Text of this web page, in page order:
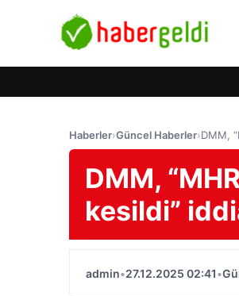
Haberler›Güncel Haberler›DMM,
DMM,
kesildi”
admin•27.12.2025 02:41•